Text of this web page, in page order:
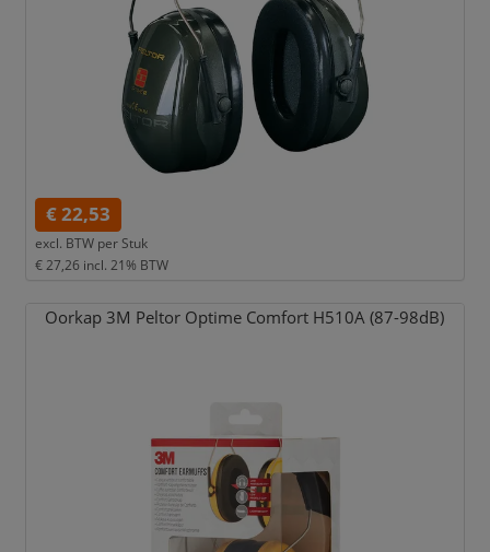
€ 22,53
excl. BTW per Stuk
€ 27,26 incl. 21% BTW
Oorkap 3M Peltor Optime Comfort H510A (87-98dB)